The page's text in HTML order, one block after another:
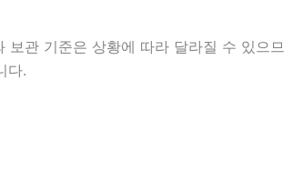
보관 기준은 상황에 따라 달라질 수 있으므
다.